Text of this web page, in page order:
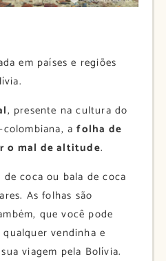
em países e regiões
, presente na cultura do
colombiana, afolha de
o mal de altitude.
coca ou bala de coca
As folhas são
que você pode
vendinha e
viagem pela Bolívia.